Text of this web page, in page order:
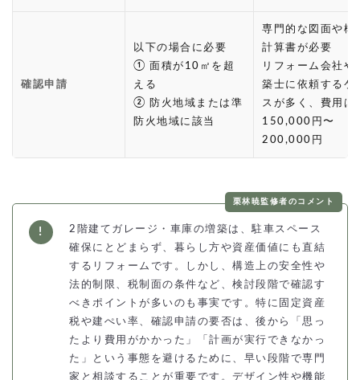
確認申請
以下の場合に必要
① 面積が10㎡を超
える
② 防火地域または準
防火地域に該当
専門的な図面や構
計算書が必要
リフォーム会社や
築士に依頼するケ
スが多く、費用は
150,000円〜
200,000円
栗林暁監修者のコメント
2階建てガレージ・車庫の増築は、駐車スペース
確保にとどまらず、暮らし方や資産価値にも直結
するリフォームです。しかし、構造上の安全性や
法的制限、税制面の条件など、検討段階で確認す
べきポイントが多いのも事実です。特に固定資産
税や建ぺい率、確認申請の要否は、後から「思っ
たより費用がかかった」「計画が実行できなかっ
た」という事態を避けるために、早い段階で専門
家と相談することが重要です。デザイン性や機能